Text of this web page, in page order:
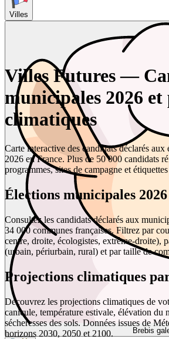
Villes
Brebis
Villes Futures —
municipales 2026
climatiques
Carte interactive des candidats déclarés
2026 en France. Plus de 50 000 candidats
programmes, sites de campagne et
Élections municipales 2026
Consultez les candidats déclarés aux
34 000 communes françaises. Filtrez par
centre, droite, écologistes, extrême-droite),
(urbain, périurbain, rural) et par taille de
Projections climatiques
Découvrez les projections climatiques de
canicule, température estivale, élévation du
sécheresses des sols. Données issues de
horizons 2030, 2050 et 2100.